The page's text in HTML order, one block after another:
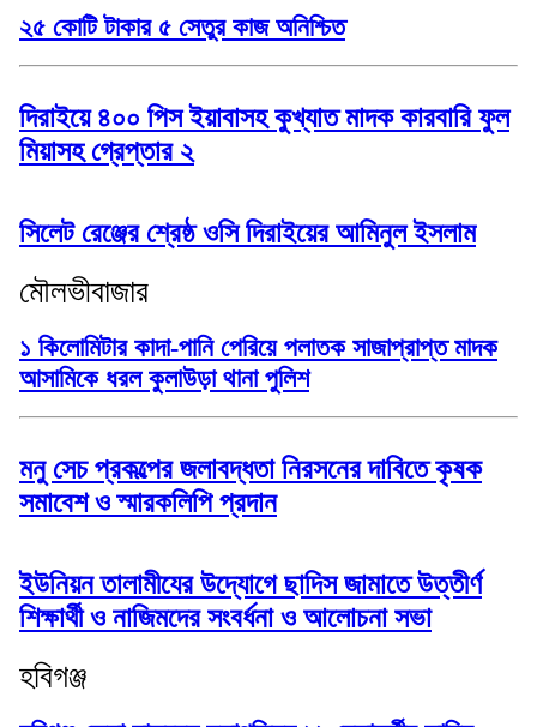
২৫ কোটি টাকার ৫ সেতুর কাজ অনিশ্চিত
দিরাইয়ে ৪০০ পিস ইয়াবাসহ কুখ্যাত মাদক কারবারি ফুল
মিয়াসহ গ্রেপ্তার ২
সিলেট রেঞ্জের শ্রেষ্ঠ ওসি দিরাইয়ের আমিনুল ইসলাম
মৌলভীবাজার
১ কিলোমিটার কাদা-পানি পেরিয়ে পলাতক সাজাপ্রাপ্ত মাদক
আসামিকে ধরল কুলাউড়া থানা পুলিশ
মনু সেচ প্রকল্পের জলাবদ্ধতা নিরসনের দাবিতে কৃষক
সমাবেশ ও স্মারকলিপি প্রদান
ইউনিয়ন তালামীযের উদ্যোগে ছাদিস জামাতে উত্তীর্ণ
শিক্ষার্থী ও নাজিমদের সংবর্ধনা ও আলোচনা সভা
হবিগঞ্জ